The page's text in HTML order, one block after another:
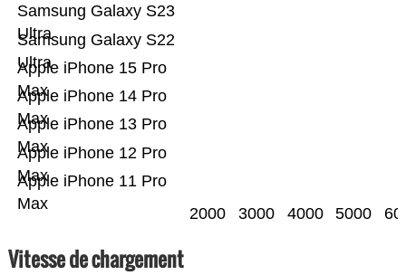
Apple iPhone 11 Pro
Max
Apple iPhone 12 Pro
Max
Apple iPhone 13 Pro
Max
Apple iPhone 14 Pro
Max
Apple iPhone 15 Pro
Max
Samsung Galaxy S22
Ultra
Samsung Galaxy S23
Ultra
2000 3000 4000 5000
Vitesse de chargement